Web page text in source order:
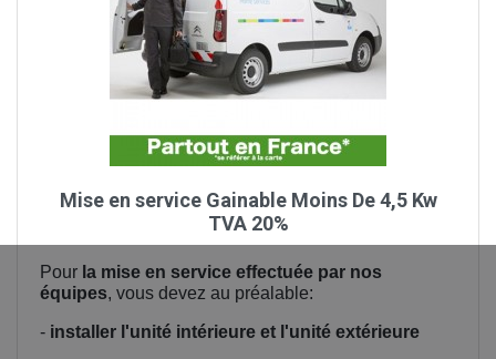
Mise en service Gainable Moins De 4,5 Kw
TVA 20%
Pour la mise en service effectuée par nos
équipes, vous devez au préalable:
- installer l'unité intérieure et l'unité extérieure